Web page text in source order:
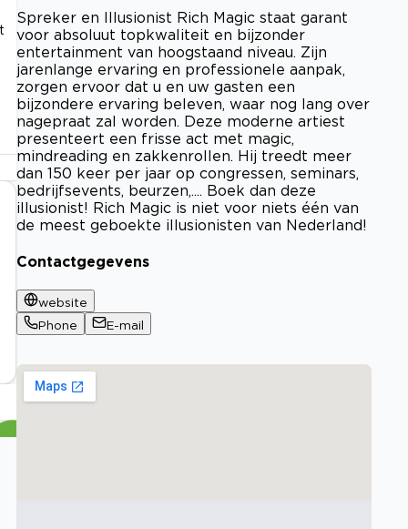
Spreker en Illusionist Rich Magic staat garant
voor absoluut topkwaliteit en bijzonder
entertainment van hoogstaand niveau. Zijn
jarenlange ervaring en professionele aanpak,
zorgen ervoor dat u en uw gasten een
bijzondere ervaring beleven, waar nog lang over
nagepraat zal worden. Deze moderne artiest
presenteert een frisse act met magic,
mindreading en zakkenrollen. Hij treedt meer
dan 150 keer per jaar op congressen, seminars,
bedrijfsevents, beurzen,.... Boek dan deze
illusionist! Rich Magic is niet voor niets één van
de meest geboekte illusionisten van Nederland!
Contactgegevens
website
Phone
E-mail